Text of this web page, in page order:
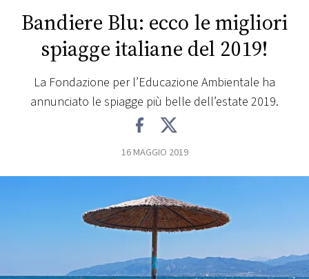
RADIO
WEB
RADIO
PLAYLIST
CONCORSI
EVENTI
Bandiere Blu: ecco le migliori
spiagge italiane del 2019!
La Fondazione per l’Educazione Ambientale ha
annunciato le spiagge più belle dell’estate 2019.
16 MAGGIO 2019